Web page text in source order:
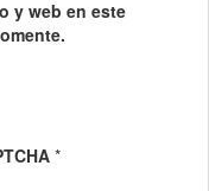
y web en este
*